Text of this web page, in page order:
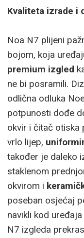
Kvaliteta izrade i
Noa N7 plijeni
bojom, koja
premium izgled
ne bi posramili.
odlična odluka
potpunosti dođe
okvir i čitač otiska
vrlo lijep,
također je daleko
staklenom
okvirom i
poseban osjećaj
navikli kod
N7 izgleda